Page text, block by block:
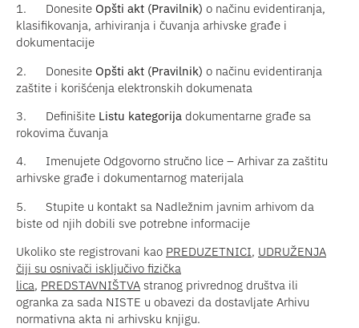
1. Donesite Opšti akt (Pravilnik) o načinu evidentiranja,
klasifikovanja, arhiviranja i čuvanja arhivske građe i
dokumentacije
2. Donesite Opšti akt (Pravilnik) o načinu evidentiranja
zaštite i korišćenja elektronskih dokumenata
3. Definišite Listu kategorija dokumentarne građe sa
rokovima čuvanja
4. Imenujete Odgovorno stručno lice – Arhivar za zaštitu
arhivske građe i dokumentarnog materijala
5. Stupite u kontakt sa Nadležnim javnim arhivom da
biste od njih dobili sve potrebne informacije
Ukoliko ste registrovani kao PREDUZETNICI, UDRUŽENJA
čiji su osnivači isključivo fizička
lica, PREDSTAVNIŠTVA stranog privrednog društva ili
ogranka za sada NISTE u obavezi da dostavljate Arhivu
normativna akta ni arhivsku knjigu.